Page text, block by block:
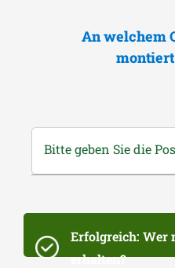
An welchem
Bitte geben Sie die
Erfolgreich: Wer
erhalten?